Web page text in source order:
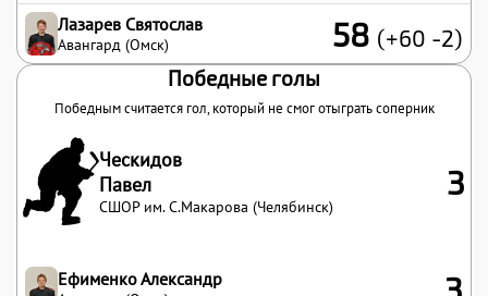
Лазарев Святослав
Авангард (Омск) 58 (+60 -2)
Победные голы
Победным считается гол, который не смог отыграть соперник
Ческидов
Павел
СШОР им. С.Макарова (Челябинск)
3
Ефименко Александр